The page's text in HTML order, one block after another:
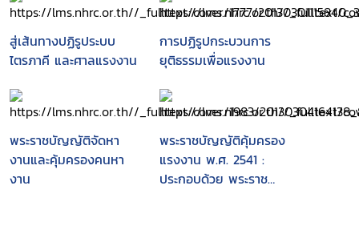
สู่เส้นทางปฏิรูประบบ
ไตรภาคี และศาลแรงงาน
การปฏิรูปกระบวนการ
ยุติธรรมเพื่อแรงงาน
พระราชบัญญัติจัดหา
งานและคุ้มครองคนหา
งาน
พระราชบัญญัติคุ้มครอง
แรงงาน พ.ศ. 2541 :
ประกอบด้วย พระราช